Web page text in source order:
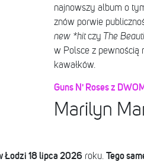
najnowszy album o
znów porwie
new *hitczy The
w Polsce z pewnością
kawałków.
Guns N' Roses z
Marilyn
Łodzi 18 lipca 2026 roku. Tego